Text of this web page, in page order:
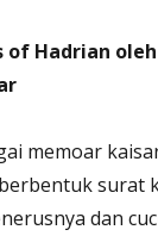
of Hadrian
memoar
surat
dan